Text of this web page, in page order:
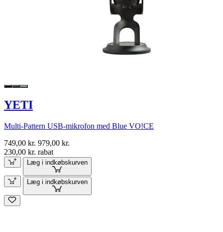
YETI
Multi-Pattern USB-mikrofon med Blue VO!CE
749,00 kr. 979,00 kr.
230,00 kr. rabat
Læg i indkøbskurven
Læg i indkøbskurven